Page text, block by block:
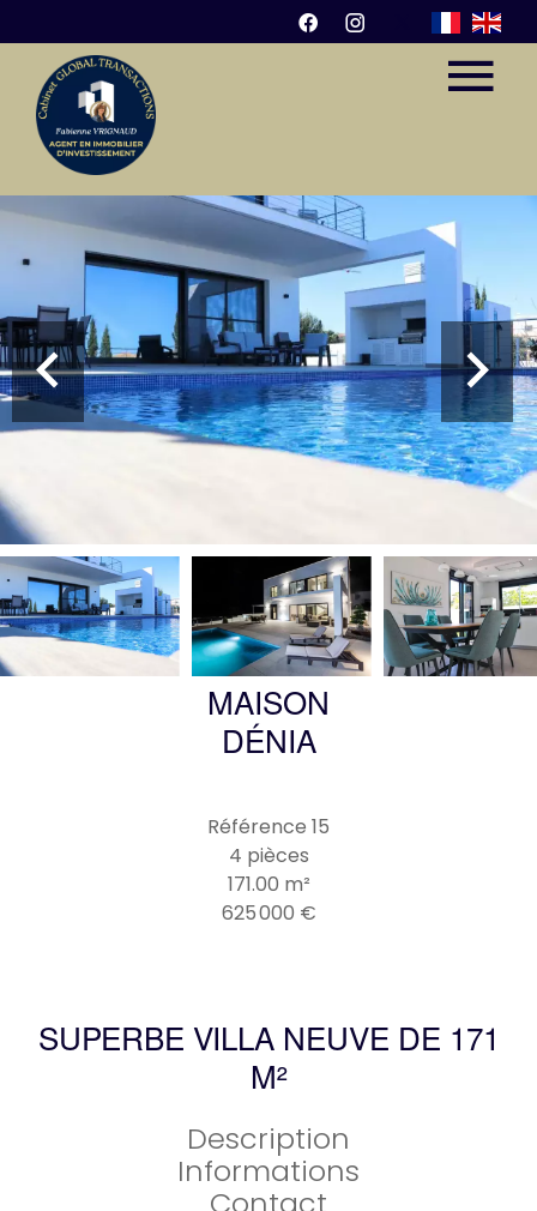
MAISON
DÉNIA
Référence 15
4 pièces
171.00 m²
625 000 €
SUPERBE VILLA NEUVE DE 171
M²
Description
Informations